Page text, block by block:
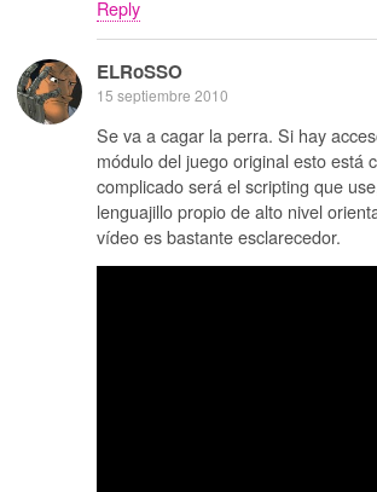
Reply
ELRoSSO
15 septiembre 2010
Se va a cagar la perra. Si hay
módulo del juego original esto está
complicado será el scripting que
lenguajillo propio de alto nivel
vídeo es bastante esclarecedor.